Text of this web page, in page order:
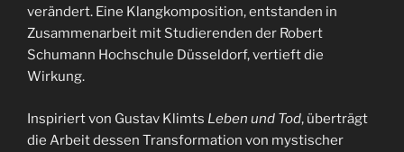
verändert. Eine Klangkomposition, entstanden in
Zusammenarbeit mit Studierenden der Robert
Schumann Hochschule Düsseldorf, vertieft die
Wirkung.
Inspiriert von Gustav Klimts Leben und Tod, überträgt
die Arbeit dessen Transformation von mystischer